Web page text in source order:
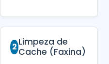
2 Limpeza de
Cache (Faxina)